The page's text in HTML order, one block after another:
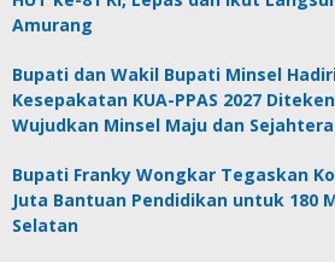
Amurang
Bupati dan Wakil Bupati Minsel
Kesepakatan KUA-PPAS 2027
Wujudkan Minsel Maju dan Sejahtera
Bupati Franky Wongkar Tegaskan
Juta Bantuan Pendidikan untuk 180
Selatan